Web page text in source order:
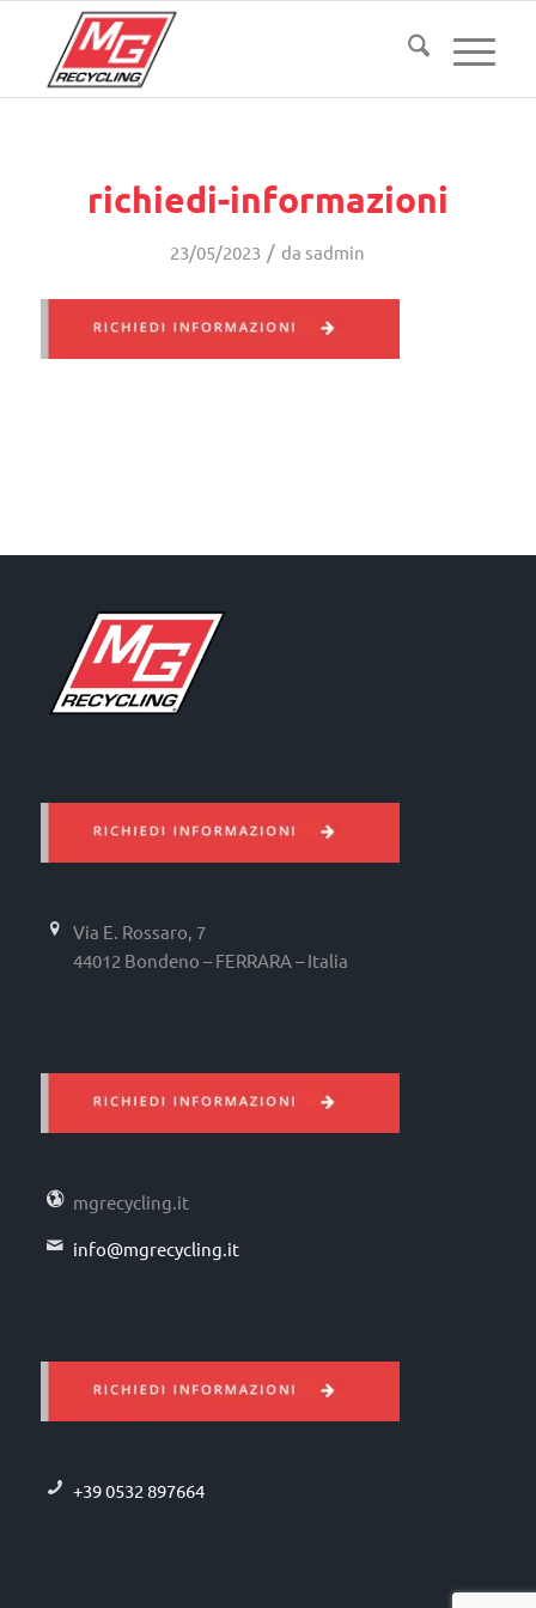
richiedi-informazioni
23/05/2023 / da sadmin
Via E. Rossaro, 7
44012 Bondeno – FERRARA – Italia
mgrecycling.it
info@mgrecycling.it
+39 0532 897664